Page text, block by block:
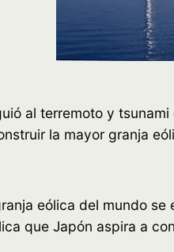
al terremoto y
la mayor granja
eólica del mundo
que Japón aspira a